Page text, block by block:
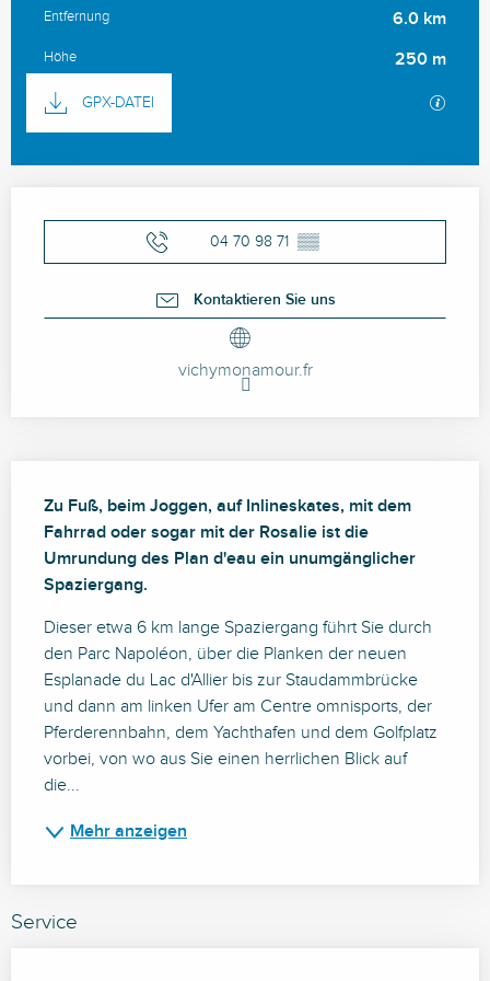
Entfernung 6.0 km
Höhe 250 m
Dokumentation
GPX-DATEI Mit
Öffnungszeiten & Kontaktdaten
04 70 98 71 ▒▒
Kontaktieren Sie uns
vichymonamour.fr
Zu Fuß, beim Joggen, auf Inlineskates, mit dem
Fahrrad oder sogar mit der Rosalie ist die
Umrundung des Plan d'eau ein unumgänglicher
Spaziergang.
Dieser etwa 6 km lange Spaziergang führt Sie durch
den Parc Napoléon, über die Planken der neuen
Esplanade du Lac d'Allier bis zur Staudammbrücke
und dann am linken Ufer am Centre omnisports, der
Pferderennbahn, dem Yachthafen und dem Golfplatz
vorbei, von wo aus Sie einen herrlichen Blick auf
die...
Mehr anzeigen
Service